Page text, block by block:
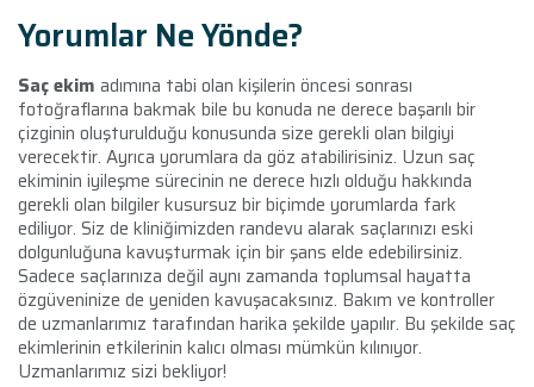
Yorumlar Ne Yönde?
Saç ekim adımına tabi olan kişilerin öncesi sonrası
fotoğraflarına bakmak bile bu konuda ne derece başarılı bir
çizginin oluşturulduğu konusunda size gerekli olan bilgiyi
verecektir. Ayrıca yorumlara da göz atabilirisiniz. Uzun saç
ekiminin iyileşme sürecinin ne derece hızlı olduğu hakkında
gerekli olan bilgiler kusursuz bir biçimde yorumlarda fark
ediliyor. Siz de kliniğimizden randevu alarak saçlarınızı eski
dolgunluğuna kavuşturmak için bir şans elde edebilirsiniz.
Sadece saçlarınıza değil aynı zamanda toplumsal hayatta
özgüveninize de yeniden kavuşacaksınız. Bakım ve kontroller
de uzmanlarımız tarafından harika şekilde yapılır. Bu şekilde saç
ekimlerinin etkilerinin kalıcı olması mümkün kılınıyor.
Uzmanlarımız sizi bekliyor!